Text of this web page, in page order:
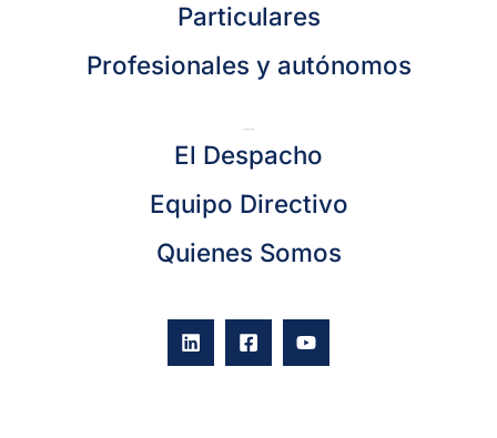
Particulares
Profesionales y autónomos
El Despacho
Equipo Directivo
Quienes Somos